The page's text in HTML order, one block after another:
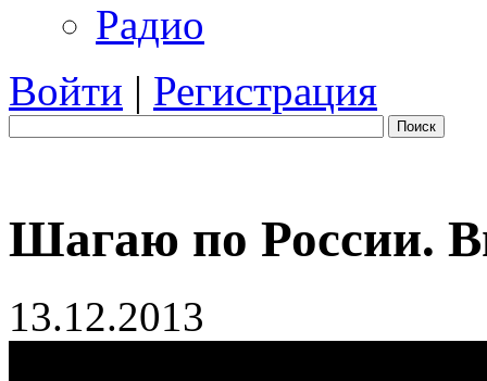
Радио
Войти | Регистрация
Поиск
Шагаю по России.
13.12.2013